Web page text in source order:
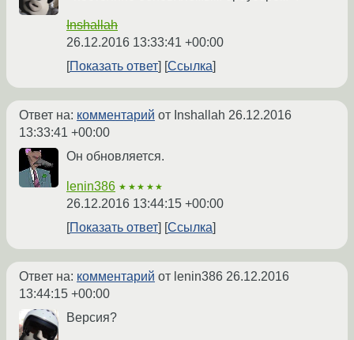
Inshallah
26.12.2016 13:33:41 +00:00
Показать ответ
Ссылка
Ответ на: комментарий от Inshallah 26.12.2016
13:33:41 +00:00
Он обновляется.
lenin386 ★★★★★
26.12.2016 13:44:15 +00:00
Показать ответ
Ссылка
Ответ на: комментарий от lenin386 26.12.2016
13:44:15 +00:00
Версия?